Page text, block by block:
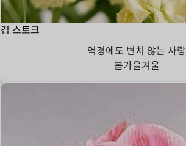
겹 스토크
역경에도 변치 않는 사랑
봄가을겨울